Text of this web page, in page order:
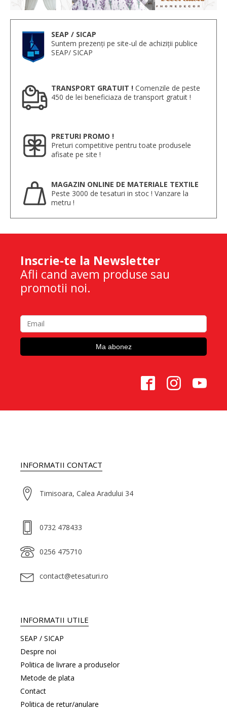
SEAP / SICAP
Suntem prezenți pe site-ul de achiziții publice
SEAP/ SICAP
TRANSPORT GRATUIT ! Comenzile de peste
450 de lei beneficiaza de transport gratuit !
PRETURI PROMO !
Preturi competitive pentru toate produsele
afisate pe site !
MAGAZIN ONLINE DE MATERIALE TEXTILE
Peste 3000 de tesaturi in stoc ! Vanzare la
metru !
Inscrie-te la Newsletter
Afli cand avem produse sau
promotii noi.
INFORMATII CONTACT
Timisoara, Calea Aradului 34
0732 478433
0256 475710
contact@etesaturi.ro
INFORMATII UTILE
SEAP / SICAP
Despre noi
Politica de livrare a produselor
Metode de plata
Contact
Politica de retur/anulare